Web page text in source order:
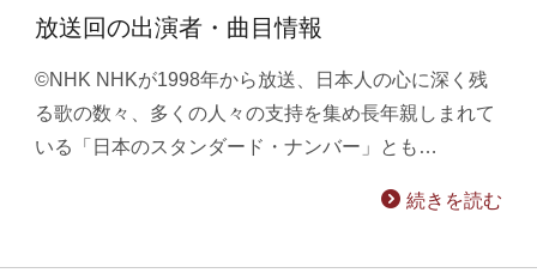
放送回の出演者・曲目情報
©NHK NHKが1998年から放送、日本人の心に深く残
る歌の数々、多くの人々の支持を集め長年親しまれて
いる「日本のスタンダード・ナンバー」とも…
続きを読む